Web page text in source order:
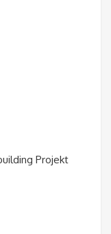
Projekt